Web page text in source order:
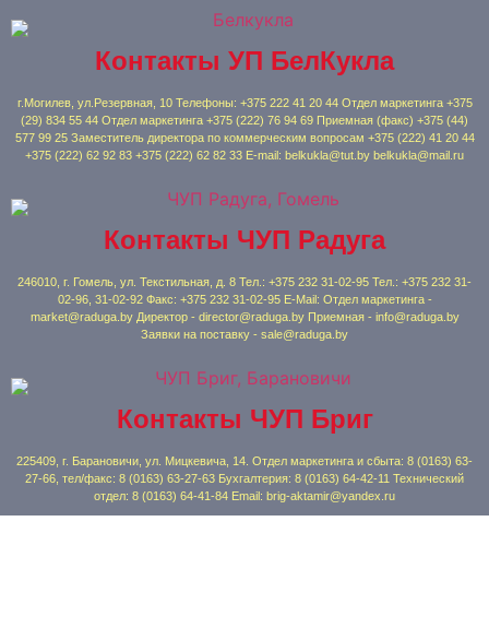
Контакты УП БелКукла
г.Могилев, ул.Резервная, 10 Телефоны: +375 222 41 20 44 Отдел маркетинга +375
(29) 834 55 44 Отдел маркетинга +375 (222) 76 94 69 Приемная (факс) +375 (44)
577 99 25 Заместитель директора по коммерческим вопросам +375 (222) 41 20 44
+375 (222) 62 92 83 +375 (222) 62 82 33 E-mail: belkukla@tut.by belkukla@mail.ru
Контакты ЧУП Радуга
246010, г. Гомель, ул. Текстильная, д. 8 Тел.: +375 232 31-02-95 Тел.: +375 232 31-
02-96, 31-02-92 Факс: +375 232 31-02-95 E-Mail: Отдел маркетинга -
market@raduga.by Директор - director@raduga.by Приемная - info@raduga.by
Заявки на поставку - sale@raduga.by
Контакты ЧУП Бриг
225409, г. Барановичи, ул. Мицкевича, 14. Отдел маркетинга и сбыта: 8 (0163) 63-
27-66, тел/факс: 8 (0163) 63-27-63 Бухгалтерия: 8 (0163) 64-42-11 Технический
отдел: 8 (0163) 64-41-84 Email: brig-aktamir@yandex.ru